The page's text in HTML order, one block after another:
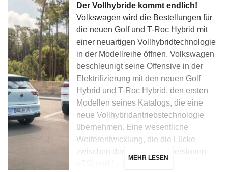
Der Vollhybride kommt endlich!
Volkswagen wird die Bestellungen für
die neuen Golf und T-Roc Hybrid mit
einer neuartigen Vollhybridtechnologie
in der Modellreihe öffnen. Volkswagen
beschleunigt seine Offensive in der
Elektrifizierung mit den neuen Golf
Hybrid und T-Roc Hybrid, den ersten
Modellen seines Katalogs, die eine
neue Vollhybridantriebstechnologie
übernehmen. Eine wesentliche
Weiterentwicklung, die die Lücke
zwischen den Mikrohybridversionen
MEHR LESEN